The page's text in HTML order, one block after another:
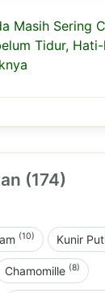
Masih Sering
Tidur,
(174)
(10) Kunir
Chamomille (8)